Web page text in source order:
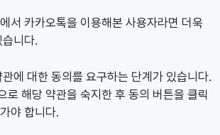
서 카카오톡을 이용해본 사용자라면 더욱
니다.
에 대한 동의를 요구하는 단계가 있습니다.
로 해당 약관을 숙지한 후 동의 버튼을 클릭
야 합니다.